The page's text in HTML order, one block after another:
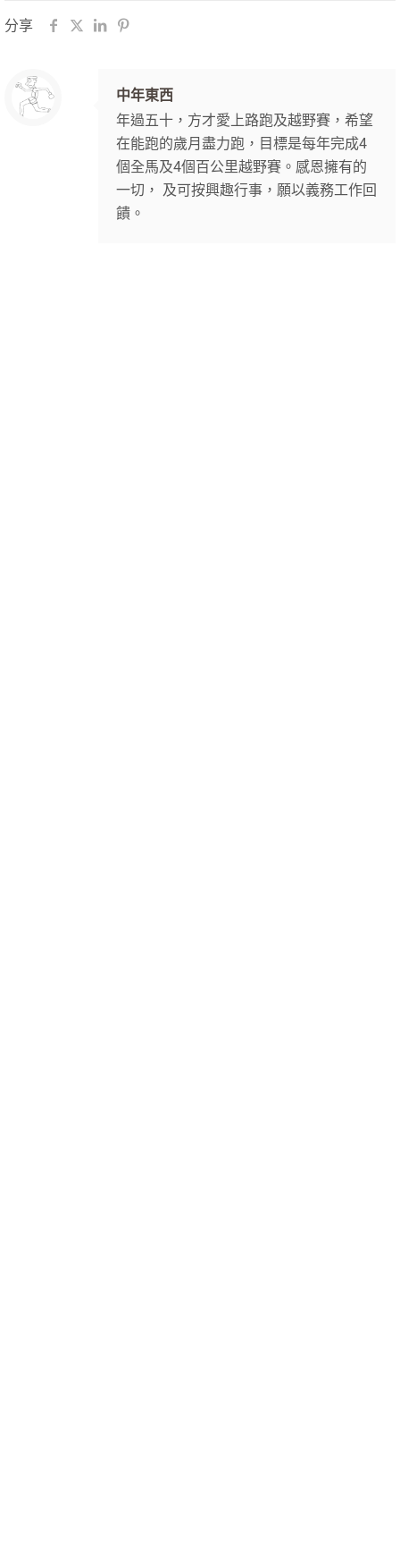
分享
中年東西
年過五十，方才愛上路跑及越野賽，希望
在能跑的歲月盡力跑，目標是每年完成4
個全馬及4個百公里越野賽。感恩擁有的
一切， 及可按興趣行事，願以義務工作回
饋。